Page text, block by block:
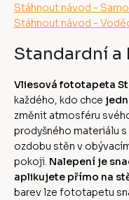
Stáhnout návod -
Stáhnout návod -
Standardní
Vliesová fototapeta
každého, kdo chce
změnit atmosféru
prodyšného materiálu s
ozdobu stěn v
pokoji. Nalepení je
aplikujete přímo na
barev lze fototapetu